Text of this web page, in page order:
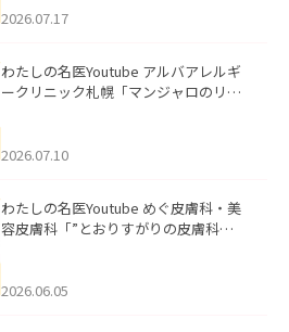
した。
2026.07.17
わたしの名医Youtube アルバアレルギ
ークリニック札幌「マンジャロのリア
た。
2026.07.10
わたしの名医Youtube めぐ皮膚科・美
容皮膚科「”とおりすがりの皮膚科
2026.06.05